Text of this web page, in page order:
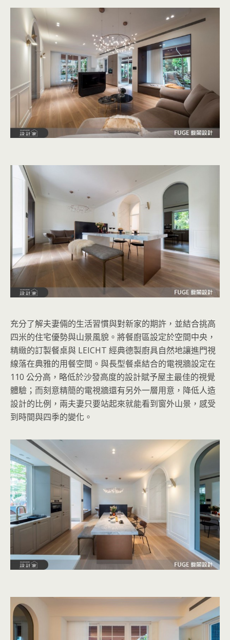
充分了解夫妻倆的生活習慣與對新家的期許，並結合挑高
四米的住宅優勢與山景風貌。將餐廚區設定於空間中央，
精緻的訂製餐桌與 LEICHT 經典德製廚具自然地讓進門視
線落在典雅的用餐空間。與長型餐桌結合的電視牆設定在
110 公分高，略低於沙發高度的設計賦予屋主最佳的視覺
體驗；而刻意精簡的電視牆還有另外一層用意，降低人造
設計的比例，兩夫妻只要站起來就能看到窗外山景，感受
到時間與四季的變化。